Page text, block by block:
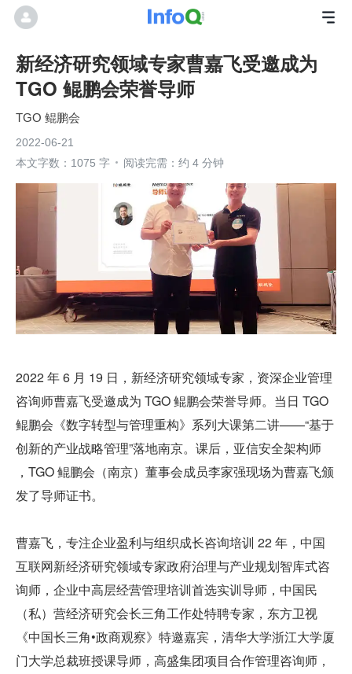
新经济研究领域专家曹嘉飞受邀成为
TGO 鲲鹏会荣誉导师
TGO 鲲鹏会
2022-06-21
本文字数：1075 字
阅读完需：约 4 分钟
2022 年 6 月 19 日，新经济研究领域专家，资深企业管理
咨询师曹嘉飞受邀成为 TGO 鲲鹏会荣誉导师。当日 TGO
鲲鹏会《数字转型与管理重构》系列大课第二讲——“基于
创新的产业战略管理”落地南京。课后，亚信安全架构师
，TGO 鲲鹏会（南京）董事会成员李家强现场为曹嘉飞颁
发了导师证书。
曹嘉飞，专注企业盈利与组织成长咨询培训 22 年，中国
互联网新经济研究领域专家政府治理与产业规划智库式咨
询师，企业中高层经营管理培训首选实训导师，中国民
（私）营经济研究会长三角工作处特聘专家，东方卫视
《中国长三角•政商观察》特邀嘉宾，清华大学浙江大学厦
门大学总裁班授课导师，高盛集团项目合作管理咨询师，